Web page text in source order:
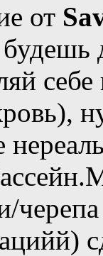
от